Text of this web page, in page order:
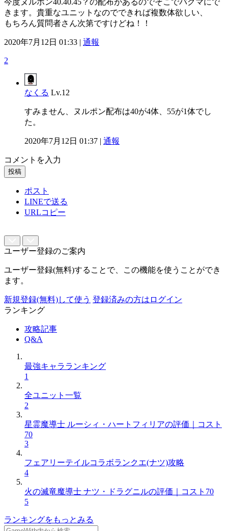
きます。貴重なユニットなのでできれば複数体欲しい、
もちろん質問者さん次第ですけどね！！
2020年7月12日 01:33 | 通報
2
なくる Lv.12
すみません、ヌルポン配布は40が4体、55が1体でし
た。
2020年7月12日 01:37 | 通報
コメントを入力
投稿
ポスト
LINEで送る
URLコピー
ユーザー登録のご案内
ユーザー登録(無料)することで、この機能を使うことができ
ます。
新規登録(無料)して使う 登録済みの方はログイン
ランキング
攻略記事
Q&A
最強キャラランキング
1
全ユニット一覧
2
星霊魔導士 ルーシィ・ハートフィリアの評価｜コスト
70
3
フェアリーテイルコラボランクエ(ナツ)攻略
4
火の滅竜魔導士 ナツ・ドラグニルの評価｜コスト70
5
ランキングをもっとみる